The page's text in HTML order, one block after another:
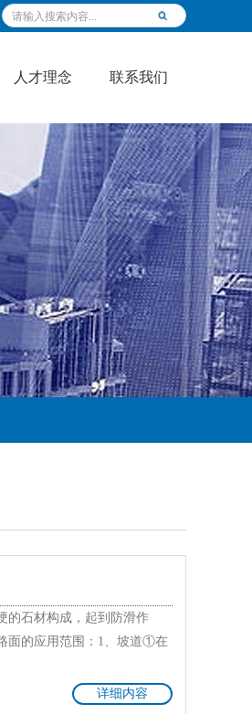
人才理念 联系我们
的石材构成，起到防滑作
面的应用范围：1、坡道①在
详细内容